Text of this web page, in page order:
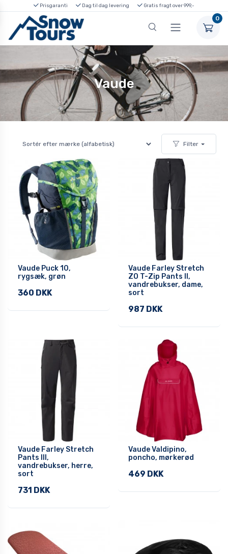
Prisgaranti Dag til dag levering Gratis fragt over 999,-
0
Vaude
Filter
Vaude Puck 10,
rygsæk, grøn
360 DKK
Vaude Farley Stretch
ZO T-Zip Pants II,
vandrebukser, dame,
sort
987 DKK
Vaude Farley Stretch
Pants III,
vandrebukser, herre,
sort
731 DKK
Vaude Valdipino,
poncho, mørkerød
469 DKK